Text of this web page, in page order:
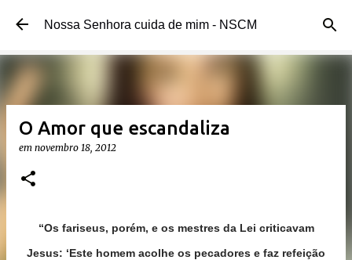
Pular para o conteúdo principal
Nossa Senhora cuida de mim - NSCM
O Amor que escandaliza
em novembro 18, 2012
“Os fariseus, porém, e os mestres da Lei criticavam
Jesus: ‘Este homem acolhe os pecadores e faz refeição